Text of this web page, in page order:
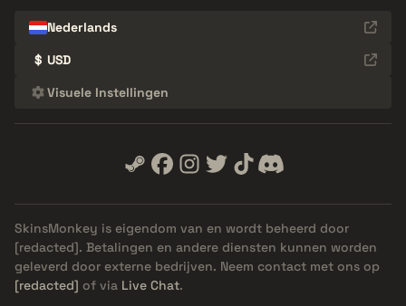
Nederlands
$ USD
Visuele Instellingen
SkinsMonkey is eigendom van en wordt beheerd door
[redacted]. Betalingen en andere diensten kunnen worden
geleverd door externe bedrijven. Neem contact met ons op
[redacted] of via Live Chat.